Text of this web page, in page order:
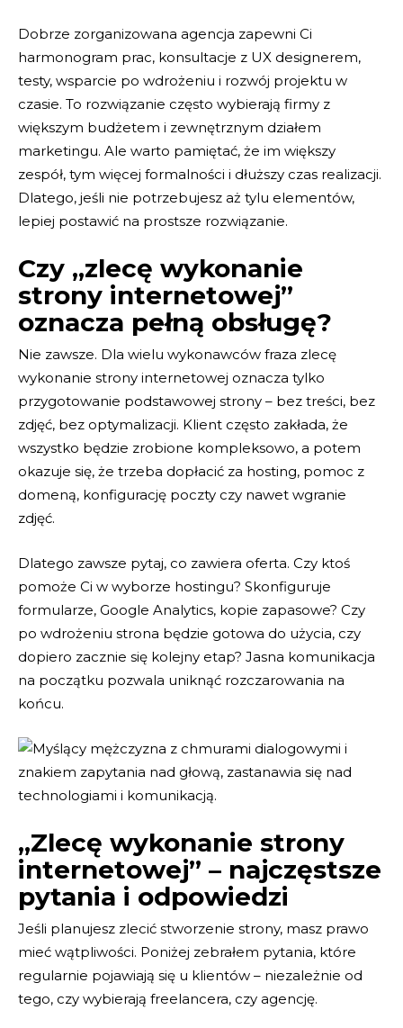
Dobrze zorganizowana agencja zapewni Ci
harmonogram prac, konsultacje z UX designerem,
testy, wsparcie po wdrożeniu i rozwój projektu w
czasie. To rozwiązanie często wybierają firmy z
większym budżetem i zewnętrznym działem
marketingu. Ale warto pamiętać, że im większy
zespół, tym więcej formalności i dłuższy czas realizacji.
Dlatego, jeśli nie potrzebujesz aż tylu elementów,
lepiej postawić na prostsze rozwiązanie.
Czy „zlecę wykonanie
strony internetowej”
oznacza pełną obsługę?
Nie zawsze. Dla wielu wykonawców fraza zlecę
wykonanie strony internetowej oznacza tylko
przygotowanie podstawowej strony – bez treści, bez
zdjęć, bez optymalizacji. Klient często zakłada, że
wszystko będzie zrobione kompleksowo, a potem
okazuje się, że trzeba dopłacić za hosting, pomoc z
domeną, konfigurację poczty czy nawet wgranie
zdjęć.
Dlatego zawsze pytaj, co zawiera oferta. Czy ktoś
pomoże Ci w wyborze hostingu? Skonfiguruje
formularze, Google Analytics, kopie zapasowe? Czy
po wdrożeniu strona będzie gotowa do użycia, czy
dopiero zacznie się kolejny etap? Jasna komunikacja
na początku pozwala uniknąć rozczarowania na
końcu.
„Zlecę wykonanie strony
internetowej” – najczęstsze
pytania i odpowiedzi
Jeśli planujesz zlecić stworzenie strony, masz prawo
mieć wątpliwości. Poniżej zebrałem pytania, które
regularnie pojawiają się u klientów – niezależnie od
tego, czy wybierają freelancera, czy agencję.